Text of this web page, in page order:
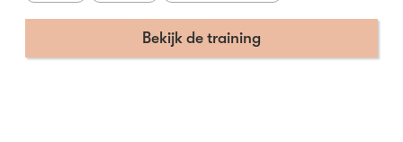
Bekijk de training